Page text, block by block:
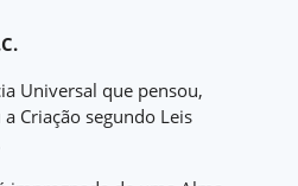
Universal que pensou,
Criação segundo Leis